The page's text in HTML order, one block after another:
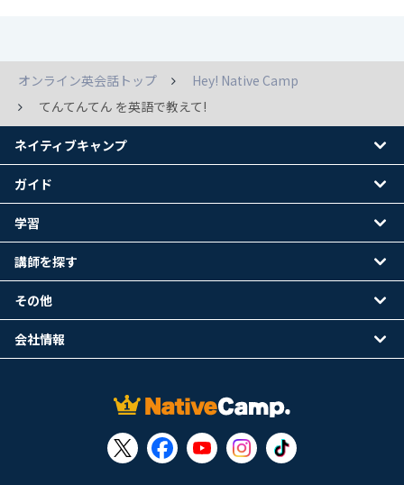
オンライン英会話トップ
Hey! Native Camp
てんてんてん を英語で教えて!
ネイティブキャンプ
ガイド
学習
講師を探す
その他
会社情報